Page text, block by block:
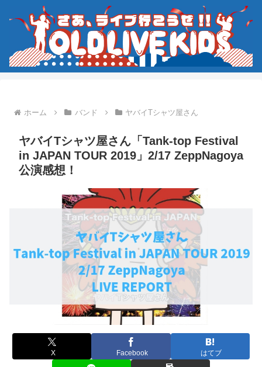
ホーム バンド ヤバイTシャツ屋さん
ヤバイTシャツ屋さん「Tank-top Festival
in JAPAN TOUR 2019」2/17 ZeppNagoya
公演感想！
X Facebook はてブ